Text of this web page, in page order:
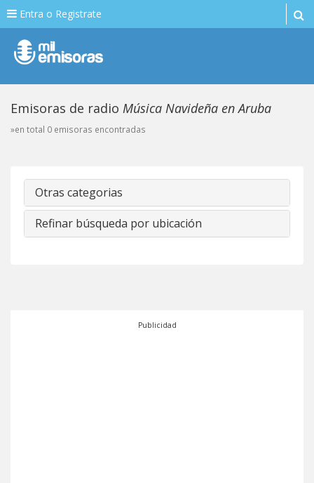
Entra o Registrate
Emisoras de radio Música Navideña en Aruba
»en total 0 emisoras encontradas
Otras categorias
Refinar búsqueda por ubicación
Publicidad